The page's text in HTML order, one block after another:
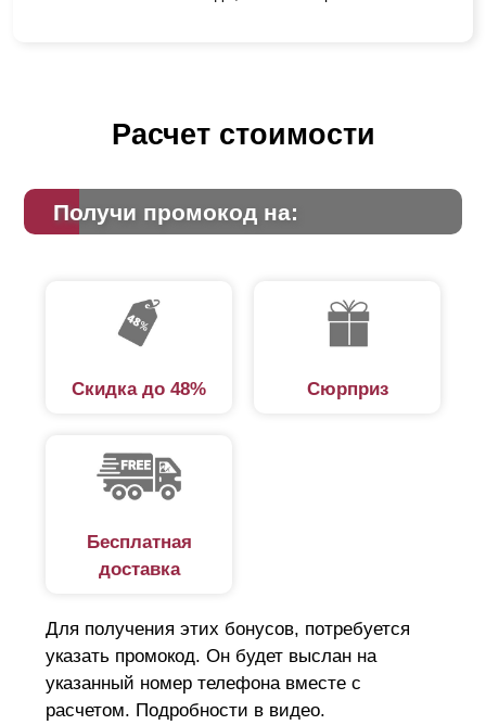
Расчет стоимости
Получи промокод на:
Скидка до 48% Сюрприз
Бесплатная
доставка
Для получения этих бонусов, потребуется
указать промокод. Он будет выслан на
указанный номер телефона вместе с
расчетом. Подробности в видео.